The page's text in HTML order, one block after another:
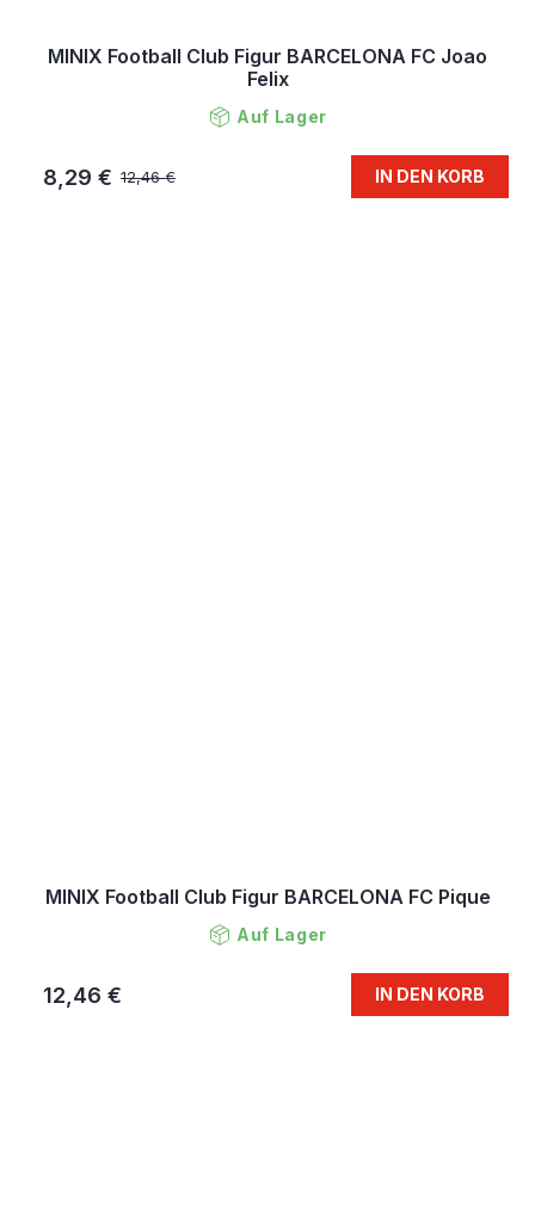
MINIX Football Club Figur BARCELONA FC Joao
Felix
Auf Lager
12,46 €
8,29 € IN DEN KORB
MINIX Football Club Figur BARCELONA FC Pique
Auf Lager
12,46 € IN DEN KORB